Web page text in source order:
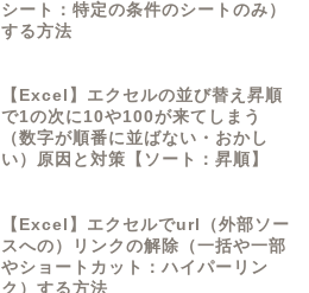
シート：特定の条件のシートのみ）
する方法
【Excel】エクセルの並び替え昇順
で1の次に10や100が来てしまう
（数字が順番に並ばない・おかし
い）原因と対策【ソート：昇順】
【Excel】エクセルでurl（外部ソー
スへの）リンクの解除（一括や一部
やショートカット：ハイパーリン
ク）する方法